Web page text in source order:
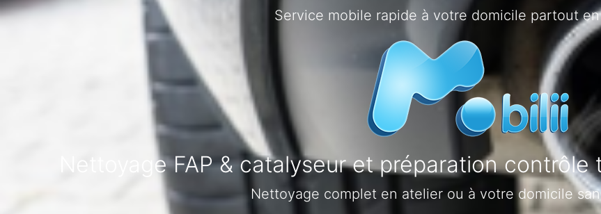
Service mobile rapide à votre domicile partout
Nettoyage FAP & catalyseur et préparation
Nettoyage complet en atelier ou à votre domicile